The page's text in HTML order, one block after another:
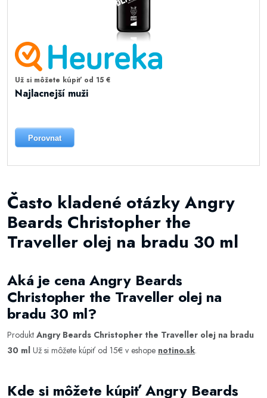
Už si môžete kúpiť od 15 €
Najlacnejší muži
Porovnat
Často kladené otázky Angry
Beards Christopher the
Traveller olej na bradu 30 ml
Aká je cena Angry Beards
Christopher the Traveller olej na
bradu 30 ml?
Produkt Angry Beards Christopher the Traveller olej na bradu
30 ml Už si môžete kúpiť od 15€ v eshope notino.sk.
Kde si môžete kúpiť Angry Beards